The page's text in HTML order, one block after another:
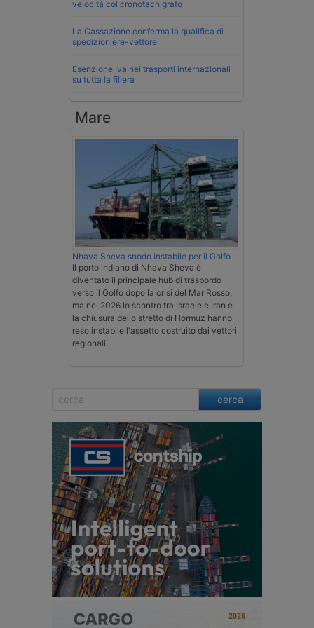
velocità col cronotachigrafo
La Cassazione conferma la qualifica di
spedizioniere-vettore
Esenzione Iva nei trasporti internazionali
su tutta la filiera
Mare
Nhava Sheva snodo instabile per il Golfo
Il porto indiano di Nhava Sheva è
diventato il principale hub di trasbordo
verso il Golfo dopo la crisi del Mar Rosso,
ma nel 2026 lo scontro tra Israele e Iran e
la chiusura dello stretto di Hormuz hanno
reso instabile l'assetto costruito dai vettori
regionali.
cerca